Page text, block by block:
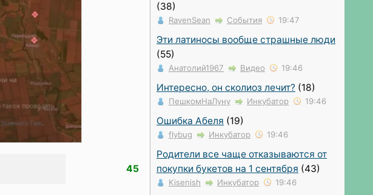
45
(38)
RavenSean События 19:47
Эти латиносы вообще страшные люди
(55)
Анатолий1967 Видео 19:46
Интересно, он сколиоз лечит? (18)
ПешкомНаЛуну Инкубатор 19:46
Ошибка Абеля (19)
flybug Инкубатор 19:46
Родители все чаще отказываются от
покупки букетов на 1 сентября (43)
Kisenish Инкубатор 19:46